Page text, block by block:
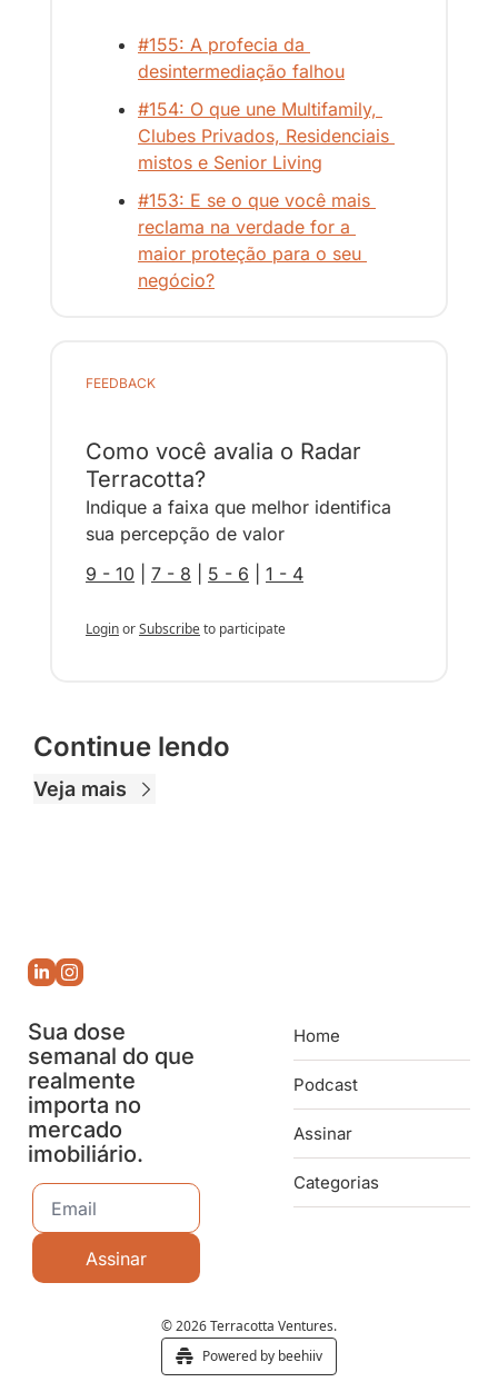
#155: A profecia da
desintermediação falhou
#154: O que une Multifamily,
Clubes Privados, Residenciais
mistos e Senior Living
#153: E se o que você mais
reclama na verdade for a
maior proteção para o seu
negócio?
FEEDBACK
Como você avalia o Radar
Terracotta?
Indique a faixa que melhor identifica
sua percepção de valor
9 - 10
7 - 8 5 - 6 1 - 4
LoginorSubscribeto participate
Continue lendo
Veja mais
Sua dose
semanal do que
realmente
importa no
mercado
imobiliário.
Assinar
Home
Podcast
Assinar
Categorias
© 2026 Terracotta Ventures.
Powered by beehiiv